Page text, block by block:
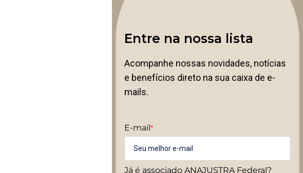
Entre na nossa lista
Acompanhe nossas novidades, notícias
e benefícios direto na sua caixa de e-
mails.
E-mail *
Já é associado ANAJUSTRA Federal?